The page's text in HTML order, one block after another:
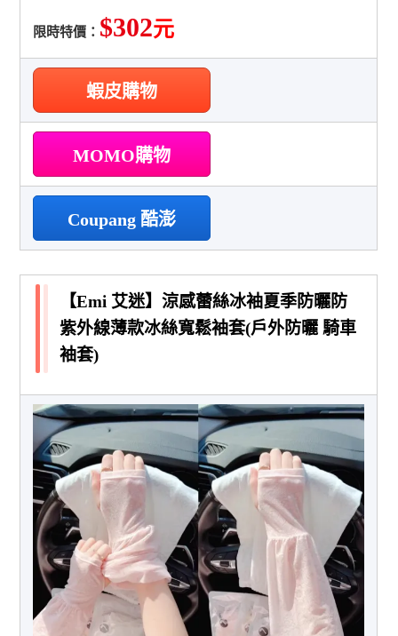
限時特價： $302元
蝦皮購物
MOMO購物
Coupang 酷澎
【Emi 艾迷】涼感蕾絲冰袖夏季防曬防
紫外線薄款冰絲寬鬆袖套(戶外防曬 騎車
袖套)